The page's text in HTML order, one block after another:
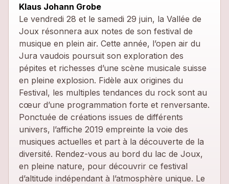
Klaus Johann Grobe
Le vendredi 28 et le samedi 29 juin, la Vallée de
Joux résonnera aux notes de son festival de
musique en plein air. Cette année, l’open air du
Jura vaudois poursuit son exploration des
pépites et richesses d’une scène musicale suisse
en pleine explosion. Fidèle aux origines du
Festival, les multiples tendances du rock sont au
cœur d’une programmation forte et renversante.
Ponctuée de créations issues de différents
univers, l’affiche 2019 empreinte la voie des
musiques actuelles et part à la découverte de la
diversité. Rendez-vous au bord du lac de Joux,
en pleine nature, pour découvrir ce festival
d’altitude indépendant à l’atmosphère unique. Le